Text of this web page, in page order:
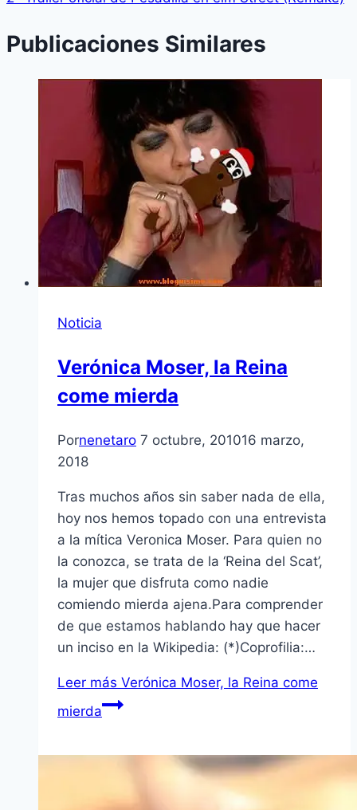
Publicaciones Similares
Noticia
Verónica Moser, la Reina
come mierda
Pornenetaro 7 octubre, 201016 marzo,
2018
Tras muchos años sin saber nada de ella,
hoy nos hemos topado con una entrevista
a la mí­tica Veronica Moser. Para quien no
la conozca, se trata de la ‘Reina del Scat’,
la mujer que disfruta como nadie
comiendo mierda ajena.Para comprender
de que estamos hablando hay que hacer
un inciso en la Wikipedia: (*)Coprofilia:…
Leer más Verónica Moser, la Reina come
mierda